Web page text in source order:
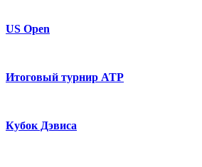
US Open
Итоговый турнир ATP
Кубок Дэвиса